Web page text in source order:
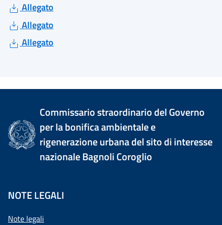
Allegato
Allegato
Allegato
Commissario straordinario del Governo
per la bonifica ambientale e
rigenerazione urbana del sito di interesse
nazionale Bagnoli Coroglio
NOTE LEGALI
Note legali